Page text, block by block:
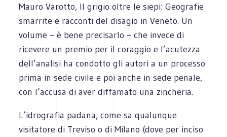
Mauro Varotto, Il grigio oltre le siepi: Geografie
smarrite e racconti del disagio in Veneto. Un
volume – è bene precisarlo – che invece di
ricevere un premio per il coraggio e l’acutezza
dell’analisi ha condotto gli autori a un processo
prima in sede civile e poi anche in sede penale,
con l’accusa di aver diffamato una zincheria.
L’idrografia padana, come sa qualunque
visitatore di Treviso o di Milano (dove per inciso